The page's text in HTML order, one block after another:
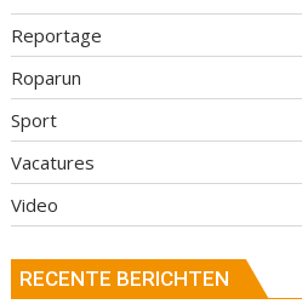
Reportage
Roparun
Sport
Vacatures
Video
RECENTE BERICHTEN